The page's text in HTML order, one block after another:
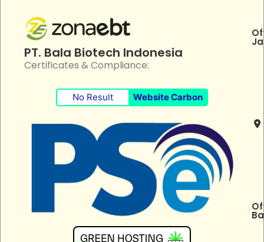
PT. Bala Biotech Indonesia
Certificates & Compliance:
No Result Website Carbon